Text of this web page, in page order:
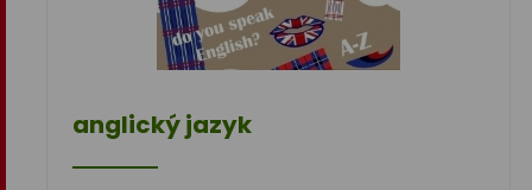
anglický jazyk